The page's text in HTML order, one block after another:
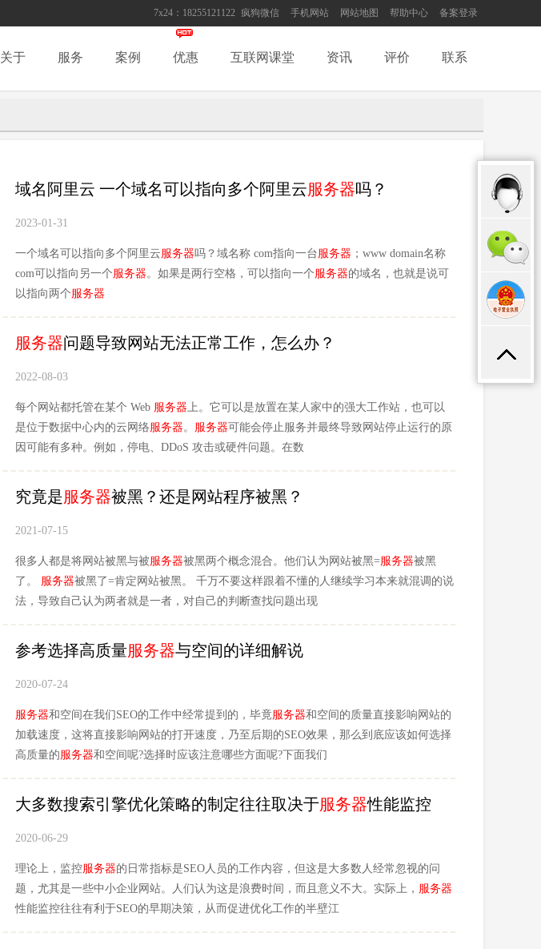
7x24：18255121122 疯狗微信 手机网站 网站地图 帮助中心 备案登录
关于 服务 案例 优惠 互联网课堂 资讯 评价 联系
域名阿里云 一个域名可以指向多个阿里云服务器吗？
2023-01-31
一个域名可以指向多个阿里云服务器吗？域名称 com指向一台服务器 ；www domain名称
com可以指向另一个服务器。如果是两行空格，可以指向一个服务器的域名，也就是说可
以指向两个服务器
服务器问题导致网站无法正常工作，怎么办？
2022-08-03
每个网站都托管在某个 Web 服务器上。它可以是放置在某人家中的强大工作站，也可以
是位于数据中心内的云网络服务器。 服务器可能会停止服务并最终导致网站停止运行的原
因可能有多种。例如，停电、DDoS 攻击或硬件问题。在数
究竟是服务器被黑？还是网站程序被黑？
2021-07-15
很多人都是将网站被黑与被服务器被黑两个概念混合。他们认为网站被黑=服务器被黑
了。 服务器被黑了=肯定网站被黑。 千万不要这样跟着不懂的人继续学习本来就混调的说
法，导致自己认为两者就是一者，对自己的判断查找问题出现
参考选择高质量服务器与空间的详细解说
2020-07-24
服务器和空间在我们SEO的工作中经常提到的，毕竟服务器和空间的质量直接影响网站的
加载速度，这将直接影响网站的打开速度，乃至后期的SEO效果，那么到底应该如何选择
高质量的服务器和空间呢?选择时应该注意哪些方面呢?下面我们
大多数搜索引擎优化策略的制定往往取决于服务器性能监控
2020-06-29
理论上，监控服务器的日常指标是SEO人员的工作内容，但这是大多数人经常忽视的问
题，尤其是一些中小企业网站。人们认为这是浪费时间，而且意义不大。实际上， 服务器
性能监控往往有利于SEO的早期决策，从而促进优化工作的半壁江